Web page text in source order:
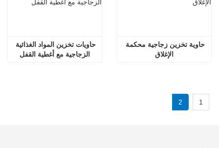
الزجاجية مع أغطية القفل
الإغلاق
1
2